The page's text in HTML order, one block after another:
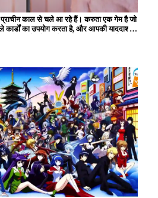
से चले आ रहे हैं। करुता एक गेम है जो
करता है, और आपकी याददाश्त
है। केंदामा एक पारंपरिक खिलौना है जिसके
है, और पीढ़ियों से इसे पसंद किया जाता
के रूप में आनंद लेते
के साथ संबंधों को गहरा करते हैं।